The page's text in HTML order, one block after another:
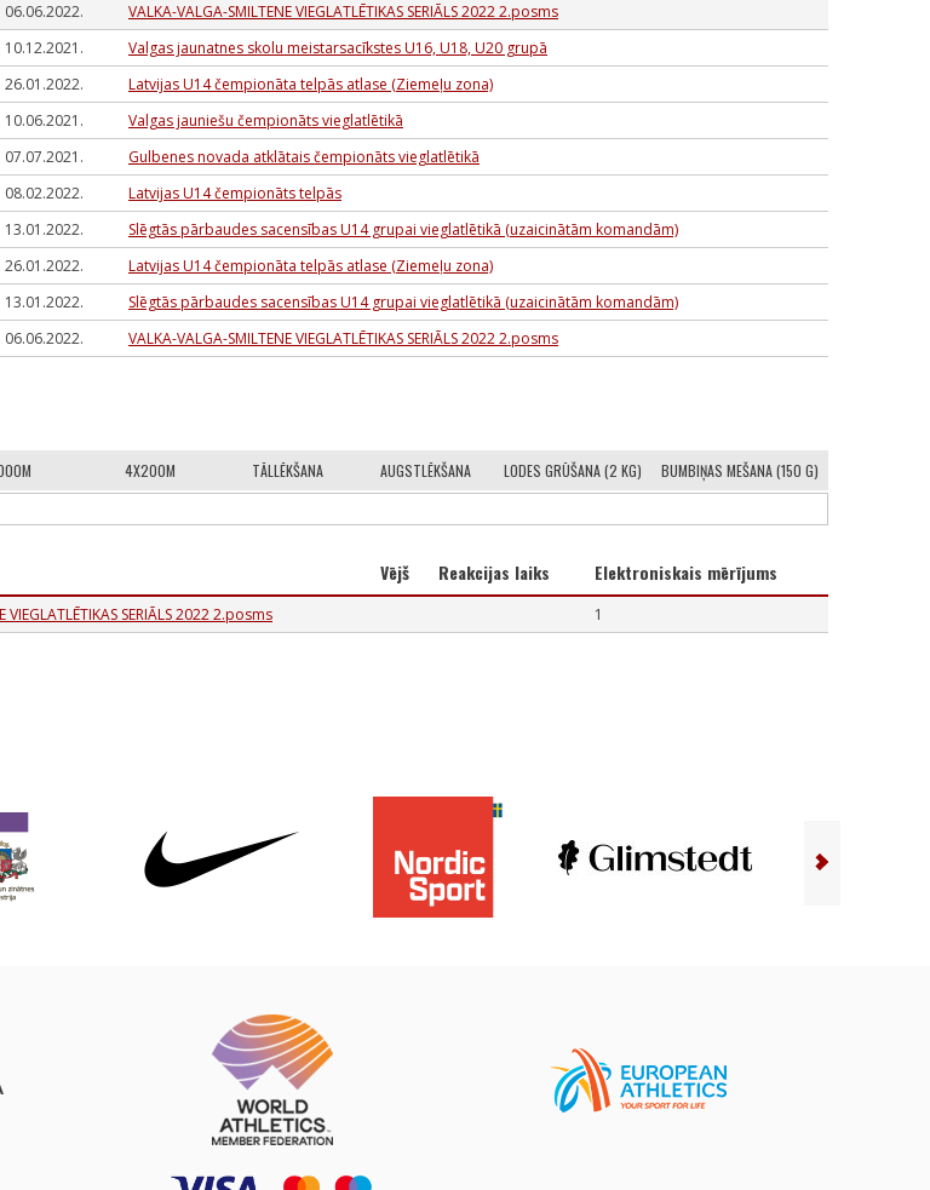
06.06.2022.
VALKA-VALGA-SMILTENE VIEGLATLĒTIKAS SERIĀLS 2022 2.posms
10.12.2021.
Valgas jaunatnes skolu meistarsacīkstes U16, U18, U20 grupā
26.01.2022.
Latvijas U14 čempionāta telpās atlase (Ziemeļu zona)
10.06.2021.
Valgas jauniešu čempionāts vieglatlētikā
07.07.2021.
Gulbenes novada atklātais čempionāts vieglatlētikā
08.02.2022.
Latvijas U14 čempionāts telpās
13.01.2022.
Slēgtās pārbaudes sacensības U14 grupai vieglatlētikā (uzaicinātām komandām)
26.01.2022.
Latvijas U14 čempionāta telpās atlase (Ziemeļu zona)
13.01.2022.
Slēgtās pārbaudes sacensības U14 grupai vieglatlētikā (uzaicinātām komandām)
06.06.2022. VALKA-VALGA-SMILTENE VIEGLATLĒTIKAS SERIĀLS 2022 2.posms
4X200M TĀLLĒKŠANA AUGSTLĒKŠANA LODES GRŪŠANA (2 KG) BUMBIŅAS MEŠANA (150 G)
Vējš Reakcijas laiks Elektroniskais mērījums
VIEGLATLĒTIKAS SERIĀLS 2022 2.posms 1